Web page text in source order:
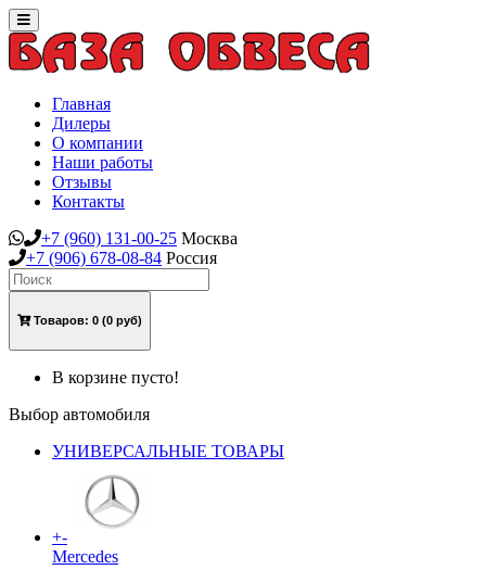
Toggle
navigation
Главная
Дилеры
О компании
Наши работы
Отзывы
Контакты
+7 (960) 131-00-25 Москва
+7 (906) 678-08-84 Россия
Товаров: 0 (0 руб)
В корзине пусто!
Выбор автомобиля
УНИВЕРСАЛЬНЫЕ ТОВАРЫ
+-
Mercedes